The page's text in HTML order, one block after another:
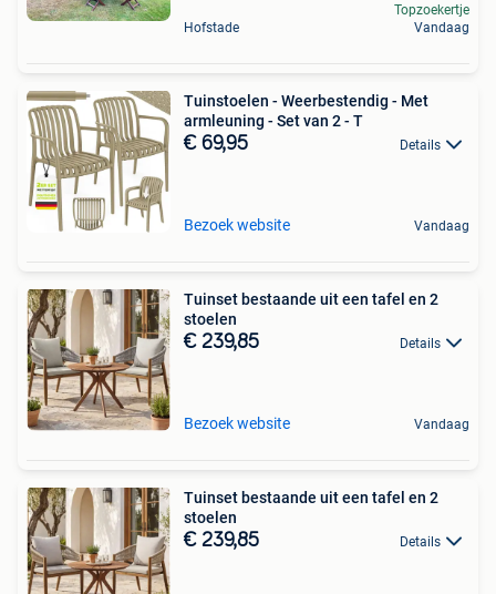
Hofstade
Topzoekertje
Vandaag
Tuinstoelen - Weerbestendig - Met
armleuning - Set van 2 - T
€ 69,95 Details
Bezoek website Vandaag
Tuinset bestaande uit een tafel en 2
stoelen
€ 239,85 Details
Bezoek website Vandaag
Tuinset bestaande uit een tafel en 2
stoelen
€ 239,85 Details